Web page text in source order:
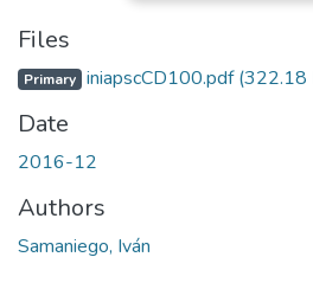
Files
Primary iniapscCD100.pdf(322.18
Date
2016-12
Authors
Samaniego, Iván